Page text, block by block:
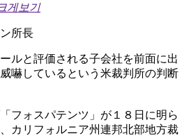
게보기
所長
ルと評価される子会社を前面に出
嚇しているという米裁判所の判断
フォスパテンツ」が１８日に明ら
カリフォルニア州連邦北部地方裁